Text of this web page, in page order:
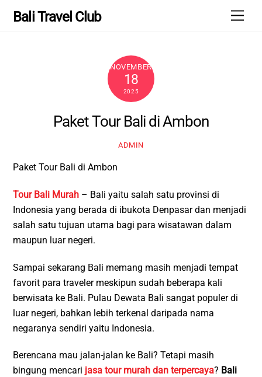
Bali Travel Club
NOVEMBER
18
2025
Paket Tour Bali di Ambon
ADMIN
Paket Tour Bali di Ambon
Tour Bali Murah – Bali yaitu salah satu provinsi di
Indonesia yang berada di ibukota Denpasar dan menjadi
salah satu tujuan utama bagi para wisatawan dalam
maupun luar negeri.
Sampai sekarang Bali memang masih menjadi tempat
favorit para traveler meskipun sudah beberapa kali
berwisata ke Bali. Pulau Dewata Bali sangat populer di
luar negeri, bahkan lebih terkenal daripada nama
negaranya sendiri yaitu Indonesia.
Berencana mau jalan-jalan ke Bali? Tetapi masih
bingung mencari jasa tour murah dan terpercaya? Bali